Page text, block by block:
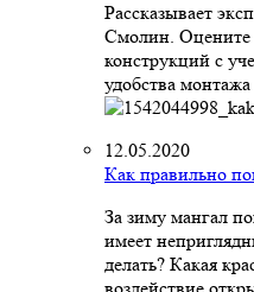
Рассказывает
Смолин.
конструкций с
удобства
12.05.2020
Как правильно
За зиму мангал
имеет
делать? Какая